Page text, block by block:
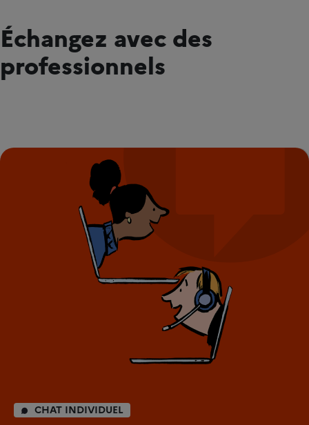
Échangez avec des
professionnels
CHAT INDIVIDUEL